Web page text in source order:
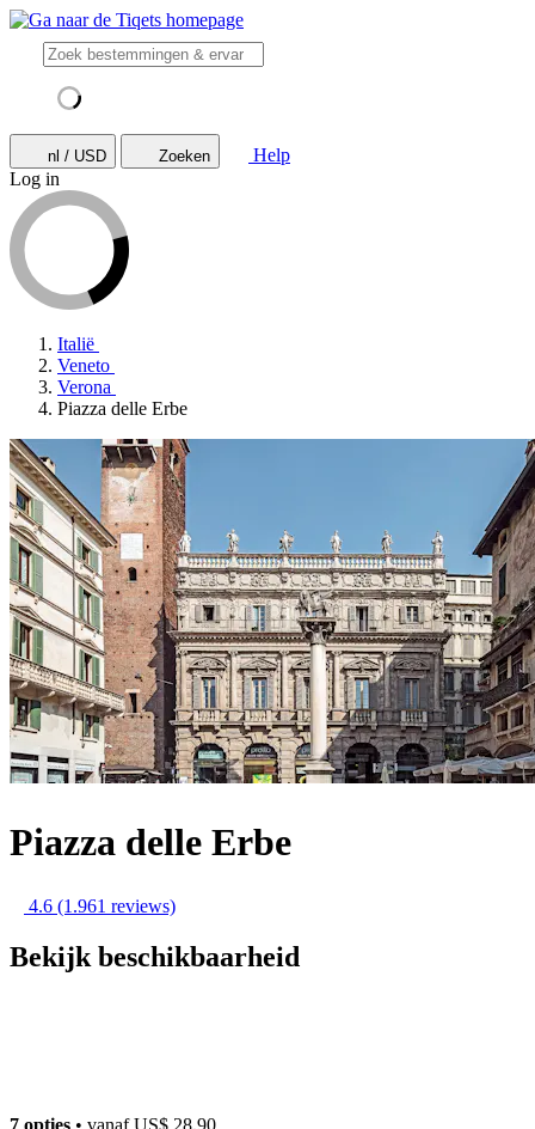
nl / USD Zoeken
Help
Log in
Italië
Veneto
Verona
Piazza delle Erbe
Piazza delle Erbe
4.6 (1.961 reviews)
Bekijk beschikbaarheid
7 opties • vanafUS$ 28,90